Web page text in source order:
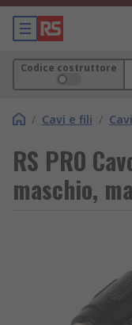
Codice costruttore
/ Cavi e fili /
RS PRO
maschio,